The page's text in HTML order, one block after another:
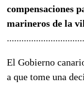
compensaciones
marineros de la
El Gobierno
a que tome una